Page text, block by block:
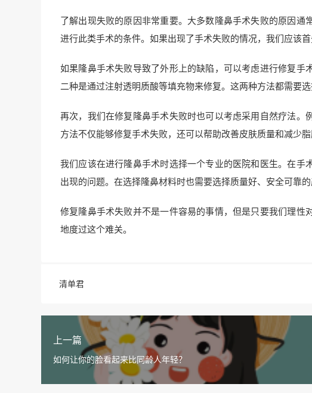
了解出现失败的原因非常重要。大多数隆鼻手术失败的原因
进行此类手术的条件。如果出现了手术失败的情况，我们应该
如果隆鼻手术失败导致了外形上的缺陷，可以考虑进行修复
二种是通过注射透明质酸等填充物来修复。这两种方法都需要
再次，我们在修复隆鼻手术失败时也可以考虑采用自然疗法
方法不仅能够修复手术失败，还可以帮助改善皮肤质量和减少脂
我们应该在进行隆鼻手术时选择一个专业的医院和医生。在
出现的问题。在选择隆鼻材料时也需要选择质量好、安全可靠的
修复隆鼻手术失败并不是一件容易的事情，但是只要我们理性
地度过这个难关。
清单君
上一篇
如何让你的脸看起来比同龄人年轻？